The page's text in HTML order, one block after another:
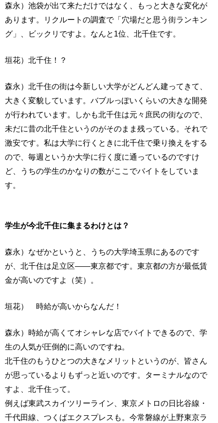
森永）池袋が出て来ただけではなく、もっと大きな変化が
あります。リクルートの調査で「穴場だと思う街ランキン
グ」、ビックリですよ。なんと1位、北千住です。
垣花）北千住！？
森永）北千住の街は今新しい大学がどんどん建ってきて、
大きく変貌しています。バブルっぽいくらいの大きな開発
が行われています。しかも北千住は元々庶民の街なので、
未だに昔の北千住というのがそのまま残っている。それで
激安です。私は大学に行くときに北千住で乗り換えをする
ので、毎週というか大学に行く度に通っているのですけ
ど、うちの学生のかなりの数がここでバイトをしていま
す。
学生が今北千住に集まるわけとは？
森永）なぜかというと、うちの大学埼玉県にあるのです
が、北千住は足立区――東京都です。東京都の方が最低賃
金が高いのですよ（笑）。
垣花） 時給が高いからなんだ！
森永）時給が高くてオシャレな店でバイトできるので、学
生の人気が圧倒的に高いのですね。
北千住のもうひとつの大きなメリットというのが、皆さん
が思っているよりもずっと近いのです。ターミナルなので
すよ、北千住って。
例えば東武スカイツリーライン、東京メトロの日比谷線・
千代田線、つくばエクスプレスも。今常磐線が上野東京ラ